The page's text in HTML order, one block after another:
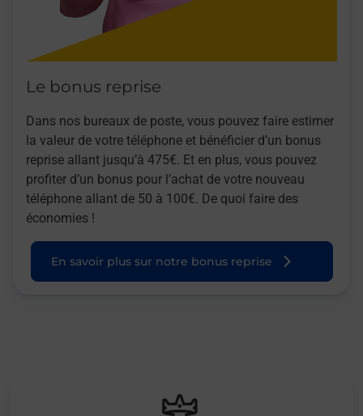
Le bonus reprise
Dans nos bureaux de poste, vous pouvez faire estimer
la valeur de votre téléphone et bénéficier d’un bonus
reprise allant jusqu’à 475€. Et en plus, vous pouvez
profiter d’un bonus pour l’achat de votre nouveau
téléphone allant de 50 à 100€. De quoi faire des
économies !
En savoir plus sur notre bonus reprise